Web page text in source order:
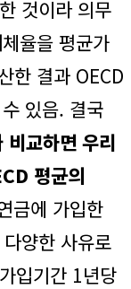
것이라 의무
율을 평균가
한 결과 OECD
있음. 결국
교하면 우리
평균의
금에 가입한
양한 사유로
입기간 1년당